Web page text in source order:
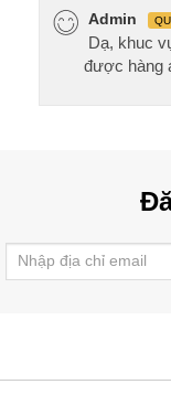
Admin
Dạ, khuc
được hàng